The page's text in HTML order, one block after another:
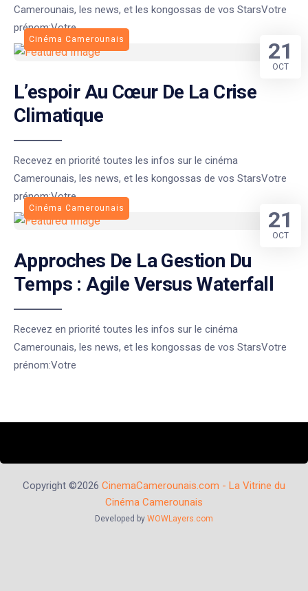
Camerounais, les news, et les kongossas de vos StarsVotre
prénom:Votre
Cinéma Camerounais
L’espoir Au Cœur De La Crise
Climatique
Recevez en priorité toutes les infos sur le cinéma
Camerounais, les news, et les kongossas de vos StarsVotre
prénom:Votre
21
OCT
Cinéma Camerounais
Approches De La Gestion Du
Temps : Agile Versus Waterfall
Recevez en priorité toutes les infos sur le cinéma
Camerounais, les news, et les kongossas de vos StarsVotre
prénom:Votre
21
OCT
Copyright ©2026 CinemaCamerounais.com - La Vitrine du
Cinéma Camerounais
Developed by WOWLayers.com